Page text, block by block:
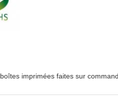
boîtes imprimées faites sur